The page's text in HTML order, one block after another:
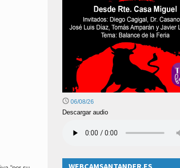
06/08/26
Descargar audio
WEBCAMSANTANDER.ES